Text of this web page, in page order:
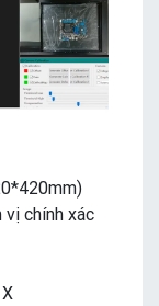
chính xác